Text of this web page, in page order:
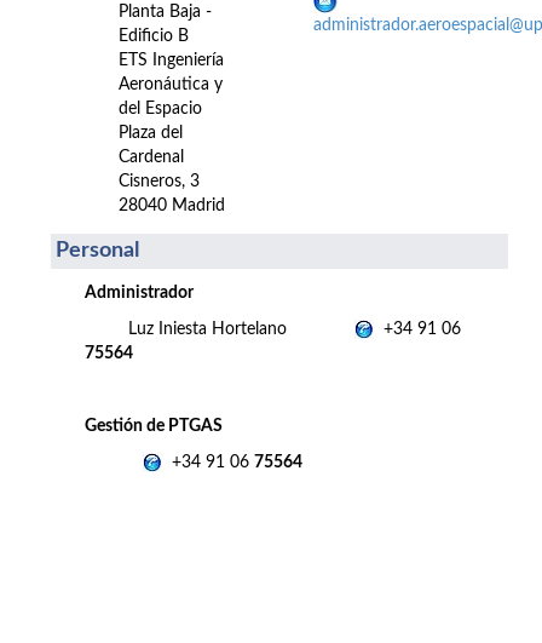
Planta Baja -
Edificio B
ETS Ingeniería
Aeronáutica y
del Espacio
Plaza del
Cardenal
Cisneros, 3
28040 Madrid
Personal
Administrador
Luz Iniesta Hortelano
+34 91 06
75564
Gestión de PTGAS
+34 91 06 75564